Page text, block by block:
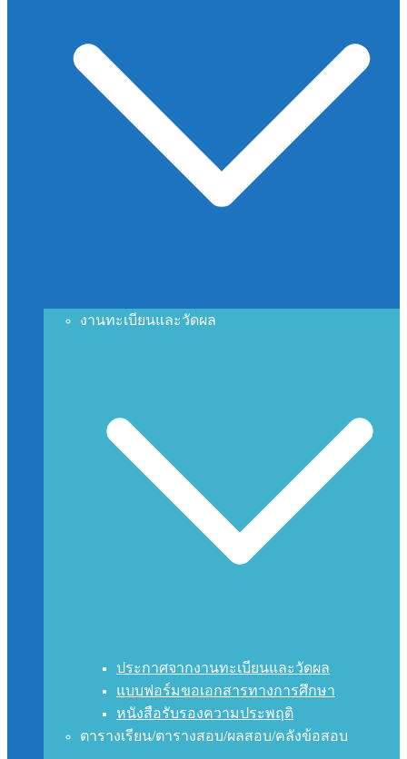
งานทะเบียนและวัดผล
ประกาศจากงานทะเบียนและวัดผล
แบบฟอร์มขอเอกสารทางการศึกษา
หนังสือรับรองความประพฤติ
ตารางเรียน/ตารางสอบ/ผลสอบ/คลังข้อสอบ